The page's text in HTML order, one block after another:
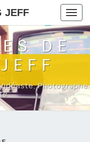
JEFF
DE
Photographe